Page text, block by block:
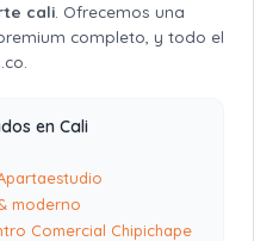
cali . Ofrecemos una
completo, y todo el
en Cali
moderno
Comercial Chipichape